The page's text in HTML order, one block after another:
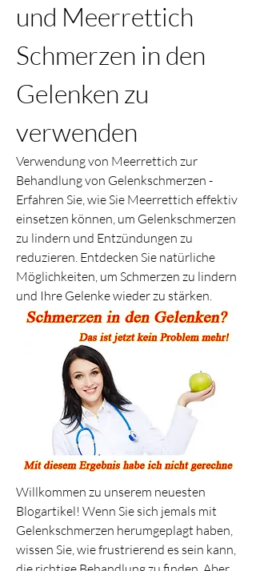
und Meerrettich
Schmerzen in den
Gelenken zu
verwenden
Verwendung von Meerrettich zur
Behandlung von Gelenkschmerzen -
Erfahren Sie, wie Sie Meerrettich effektiv
einsetzen können, um Gelenkschmerzen
zu lindern und Entzündungen zu
reduzieren. Entdecken Sie natürliche
Möglichkeiten, um Schmerzen zu lindern
und Ihre Gelenke wieder zu stärken.
Willkommen zu unserem neuesten
Blogartikel! Wenn Sie sich jemals mit
Gelenkschmerzen herumgeplagt haben,
wissen Sie, wie frustrierend es sein kann,